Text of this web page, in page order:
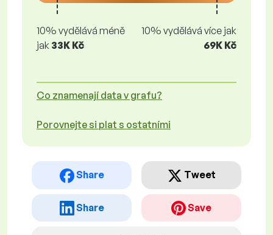
10% vydělává méně
jak 33K Kč
10% vydělává více jak
69K Kč
Co znamenají data v grafu?
Porovnejte si plat s ostatními
Share Tweet
Share Save